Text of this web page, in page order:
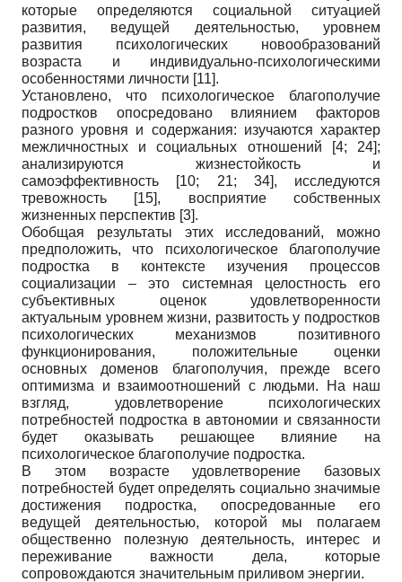
которые определяются социальной ситуацией
развития, ведущей деятельностью, уровнем
развития психологических новообразований
возраста и индивидуально-психологическими
особенностями личности [11].
Установлено, что психологическое благополучие
подростков опосредовано влиянием факторов
разного уровня и содержания: изучаются характер
межличностных и социальных отношений
[4; 24];
анализируются жизнестойкость и
самоэффективность
[10; 21; 34], исследуются
тревожность [15], восприятие собственных
жизненных перспектив [3].
Обобщая результаты этих исследований, можно
предположить, что психологическое благополучие
подростка в контексте изучения процессов
социализации – это системная целостность его
субъективных оценок удовлетворенности
актуальным уровнем жизни, развитость у подростков
психологических механизмов позитивного
функционирования, положительные оценки
основных доменов благополучия, прежде всего
оптимизма и взаимоотношений с людьми. На наш
взгляд, удовлетворение психологических
потребностей подростка в автономии и связанности
будет оказывать решающее влияние на
психологическое благополучие подростка.
В этом возрасте удовлетворение базовых
потребностей будет определять социально значимые
достижения подростка, опосредованные его
ведущей деятельностью, которой мы полагаем
общественно полезную деятельность, интерес и
переживание важности дела, которые
сопровождаются значительным приливом энергии.